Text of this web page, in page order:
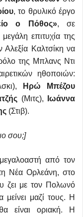
, το θρυλικό έργο
ο Πόθος», σε
επιτυχία της
Αλεξία Καλτσίκη να
της Μπλανς Ντι
ηθοποιών:
Ηρώ Μπέζου
(Μιτς),
Ιωάννα
(Στιβ).
σου;]
από τον
Νέα Ορλεάνη, στο
ζει με τον Πολωνό
μείνει μαζί τους. Η
είναι οριακή. Η